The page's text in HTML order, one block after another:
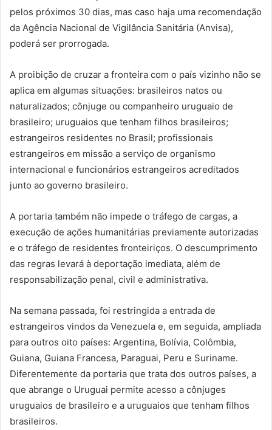
pelos próximos 30 dias, mas caso haja uma recomendação
da Agência Nacional de Vigilância Sanitária (Anvisa),
poderá ser prorrogada.
A proibição de cruzar a fronteira com o país vizinho não se
aplica em algumas situações: brasileiros natos ou
naturalizados; cônjuge ou companheiro uruguaio de
brasileiro; uruguaios que tenham filhos brasileiros;
estrangeiros residentes no Brasil; profissionais
estrangeiros em missão a serviço de organismo
internacional e funcionários estrangeiros acreditados
junto ao governo brasileiro.
A portaria também não impede o tráfego de cargas, a
execução de ações humanitárias previamente autorizadas
e o tráfego de residentes fronteiriços. O descumprimento
das regras levará à deportação imediata, além de
responsabilização penal, civil e administrativa.
Na semana passada, foi restringida a entrada de
estrangeiros vindos da Venezuela e, em seguida, ampliada
para outros oito países: Argentina, Bolívia, Colômbia,
Guiana, Guiana Francesa, Paraguai, Peru e Suriname.
Diferentemente da portaria que trata dos outros países, a
que abrange o Uruguai permite acesso a cônjuges
uruguaios de brasileiro e a uruguaios que tenham filhos
brasileiros.